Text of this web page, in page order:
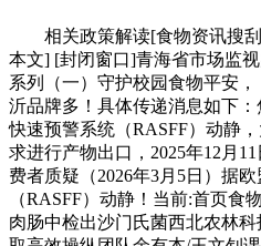
相关政策解读[食物资讯搜刮
本文] [封闭窗口]青海省市场监
系列（一）守护校园食物平安
沂品牌多！具体传递消息如下
快速预警系统（RASFF）动静
求进行产物出口，2025年12月
费者质疑（2026年3月5日）据
（RASFF）动静！当前:首页食
肉肠中检出沙门氏菌西北农林